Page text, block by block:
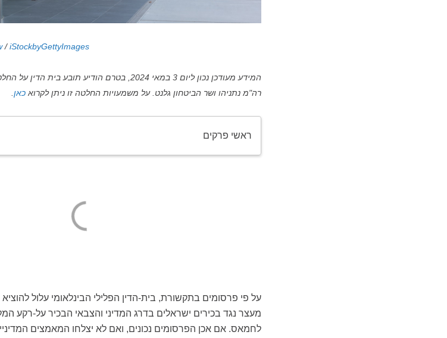
/iStockbyGettyImages
המידע מעודכן נכון ליום 3 במאי 2024, בטרם הודיע תובע
רה"מ נתניהו ושר הביטחון גלנט. על משמעויות החלטה זו ניתן לקרוא כאן
ראשי פרקים
על פי פרסומים בתקשורת, בית-הדין הפלילי הבינלאומי עלול
מעצר נגד בכירים ישראלים בדרג המדיני והצבאי הבכיר על-רקע
לחמאס. אם אכן הפרסומים נכונים, ואם לא יצלחו המאמצים